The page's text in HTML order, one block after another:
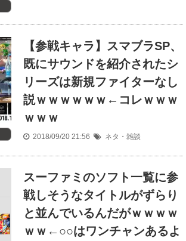
【参戦キャラ】スマブラSP、
既にサウンドを紹介されたシ
リーズは新規ファイターなし
説ｗｗｗｗｗｗ←コレｗｗｗ
ｗｗｗ
2018/09/20 21:56 ネタ・雑談
スーファミのソフト一覧に参
戦しそうなタイトルがずらり
と並んでいるんだがｗｗｗｗ
ｗｗ←○○はワンチャンあるよ